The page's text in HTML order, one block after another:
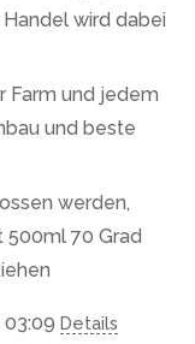
wird dabei
Farm und jedem
und beste
werden,
70 Grad
Details